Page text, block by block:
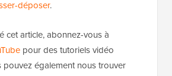
cet article vous a aidé à installer
consulter notre guide surcomment
d'une seule page, ou consulter
desmeilleurs constructeurs